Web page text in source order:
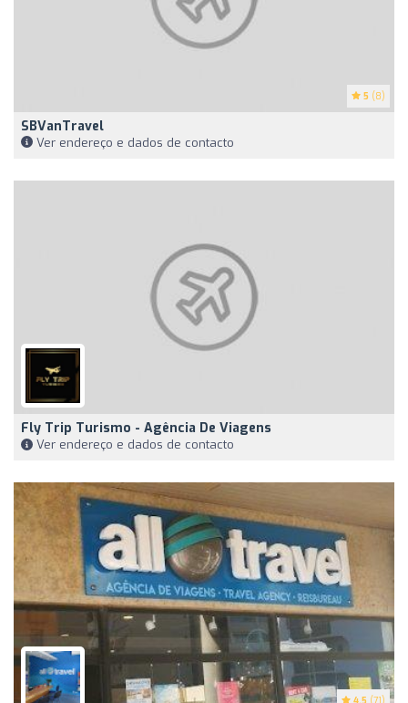
5 (8)
SBVanTravel
Ver endereço e dados de contacto
Fly Trip Turismo - Agência De Viagens
Ver endereço e dados de contacto